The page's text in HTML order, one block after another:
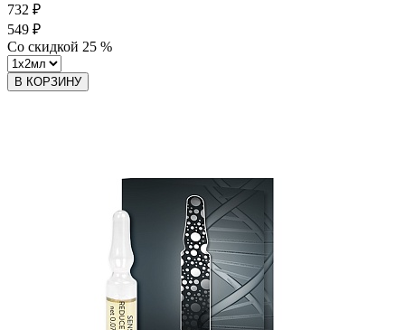
732 ₽
549 ₽
Со скидкой 25 %
В КОРЗИНУ